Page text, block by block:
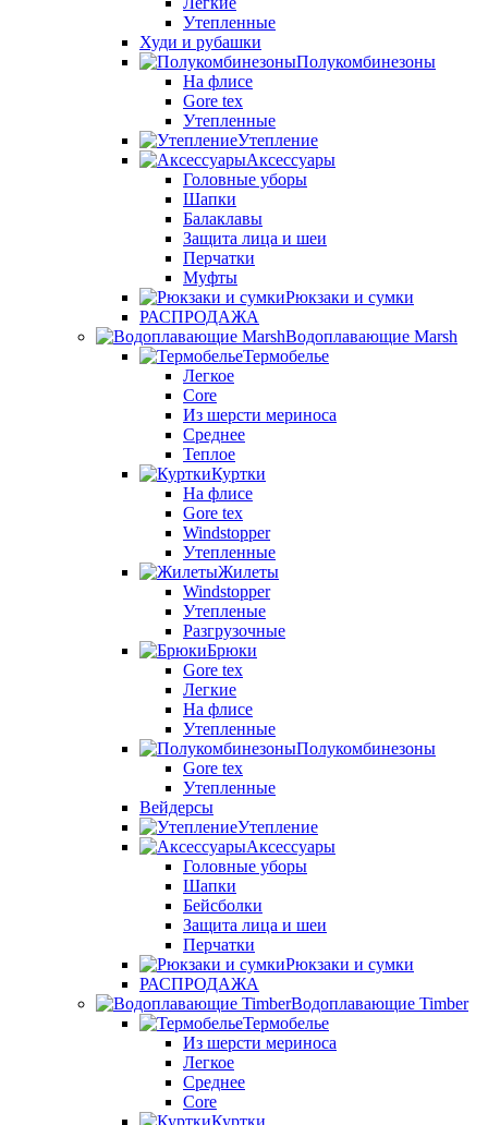
Утепленные
Худи и рубашки
Полукомбинезоны
На флисе
Gore tex
Утепленные
Утепление
Аксессуары
Головные уборы
Шапки
Балаклавы
Защита лица и шеи
Перчатки
Муфты
Рюкзаки и сумки
РАСПРОДАЖА
Водоплавающие Marsh
Термобелье
Легкое
Core
Из шерсти мериноса
Среднее
Теплое
Куртки
На флисе
Gore tex
Windstopper
Утепленные
Жилеты
Windstopper
Утепленые
Разгрузочные
Брюки
Gore tex
Легкие
На флисе
Утепленные
Полукомбинезоны
Gore tex
Утепленные
Вейдерсы
Утепление
Аксессуары
Головные уборы
Шапки
Бейсболки
Защита лица и шеи
Перчатки
Рюкзаки и сумки
РАСПРОДАЖА
Водоплавающие Timber
Термобелье
Из шерсти мериноса
Легкое
Среднее
Core
Куртки